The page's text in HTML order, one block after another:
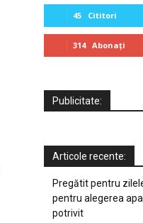
45 Cititori
314 Abonați
Publicitate:
Articole recente:
Pregătit pentru
pentru alegerea
potrivit